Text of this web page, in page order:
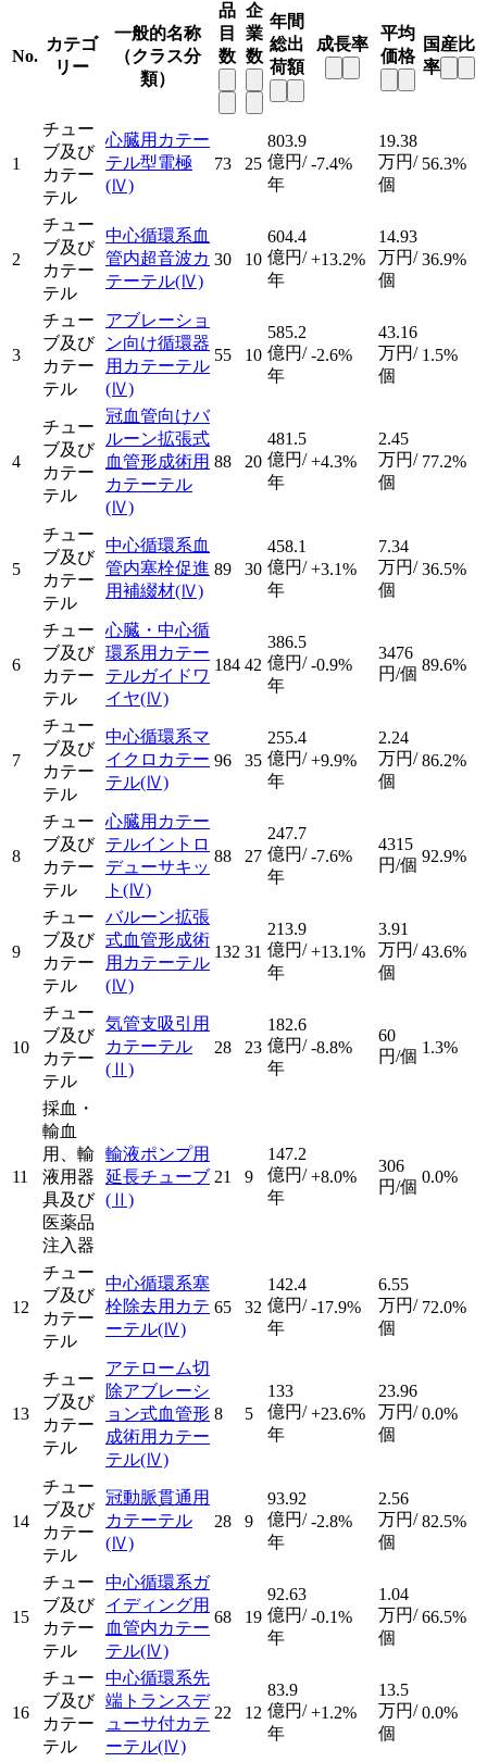
No.
カテゴ
リー
一般的名称
（クラス分
類）
品
目
数
企
業
数
年間
総出
荷額
成長率
平均
価格
国産比
率
1
チュー
ブ及び
カテー
テル
心臓用カテー
テル型電極
(Ⅳ)
73 25
803.9
億円/
年
-7.4%
19.38
万円/
個
56.3%
2
チュー
ブ及び
カテー
テル
中心循環系血
管内超音波カ
テーテル(Ⅳ)
30 10
604.4
億円/
年
+13.2%
14.93
万円/
個
36.9%
3
チュー
ブ及び
カテー
テル
アブレーショ
ン向け循環器
用カテーテル
(Ⅳ)
55 10
585.2
億円/
年
-2.6%
43.16
万円/
個
1.5%
4
チュー
ブ及び
カテー
テル
冠血管向けバ
ルーン拡張式
血管形成術用
カテーテル
(Ⅳ)
88 20
481.5
億円/
年
+4.3%
2.45
万円/
個
77.2%
5
チュー
ブ及び
カテー
テル
中心循環系血
管内塞栓促進
用補綴材(Ⅳ)
89 30
458.1
億円/
年
+3.1%
7.34
万円/
個
36.5%
6
チュー
ブ及び
カテー
テル
心臓・中心循
環系用カテー
テルガイドワ
イヤ(Ⅳ)
184 42
386.5
億円/
年
-0.9%
3476
円/個 89.6%
7
チュー
ブ及び
カテー
テル
中心循環系マ
イクロカテー
テル(Ⅳ)
96 35
255.4
億円/
年
+9.9%
2.24
万円/
個
86.2%
8
チュー
ブ及び
カテー
テル
心臓用カテー
テルイントロ
デューサキッ
ト (Ⅳ)
88 27
247.7
億円/
年
-7.6%
4315
円/個 92.9%
9
チュー
ブ及び
カテー
テル
バルーン拡張
式血管形成術
用カテーテル
(Ⅳ)
132 31
213.9
億円/
年
+13.1%
3.91
万円/
個
43.6%
10
チュー
ブ及び
カテー
テル
気管支吸引用
カテーテル
(Ⅱ)
28 23
182.6
億円/
年
-8.8%
60
円/個 1.3%
11
採血・
輸血
用、輸
液用器
具及び
医薬品
注入器
輸液ポンプ用
延長チューブ
(Ⅱ)
21 9
147.2
億円/
年
+8.0%
306
円/個
0.0%
12
チュー
ブ及び
カテー
テル
中心循環系塞
栓除去用カテ
ーテル(Ⅳ)
65 32
142.4
億円/
年
-17.9%
6.55
万円/
個
72.0%
13
チュー
ブ及び
カテー
テル
アテローム切
除アブレーシ
ョン式血管形
成術用カテー
テル(Ⅳ)
8 5
133
億円/
年
+23.6%
23.96
万円/
個
0.0%
14
チュー
ブ及び
カテー
テル
冠動脈貫通用
カテーテル
(Ⅳ)
28 9
93.92
億円/
年
-2.8%
2.56
万円/
個
82.5%
15
チュー
ブ及び
カテー
テル
中心循環系ガ
イディング用
血管内カテー
テル(Ⅳ)
68 19
92.63
億円/
年
-0.1%
1.04
万円/
個
66.5%
16
チュー
ブ及び
カテー
テル
中心循環系先
端トランスデ
ューサ付カテ
ーテル(Ⅳ)
22 12
83.9
億円/
年
+1.2%
13.5
万円/
個
0.0%